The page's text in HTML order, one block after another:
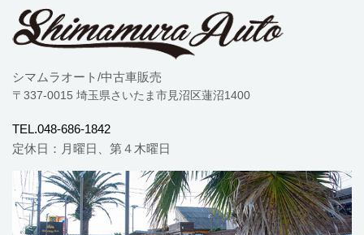
シマムラオート/中古車販売
〒337-0015 埼玉県さいたま市見沼区蓮沼1400
TEL.048-686-1842
定休日：月曜日、第４木曜日